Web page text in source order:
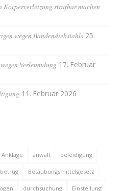
Körperverletzung strafbar machen
wegen Bandendiebstahls 25.
Verleumdung 17. Februar
11. Februar 2026
Anklage anwalt beleidigung
betrug Betäubungsmittelgesetz
durchsuchung Einstellung